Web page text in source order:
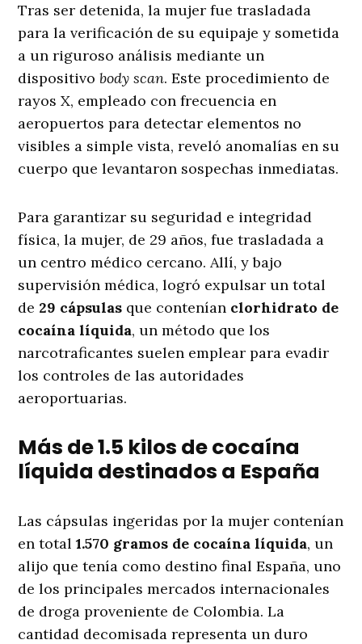
Tras ser detenida, la mujer fue trasladada
para la verificación de su equipaje y sometida
a un riguroso análisis mediante un
dispositivobody scan. Este procedimiento de
rayos X, empleado con frecuencia en
aeropuertos para detectar elementos no
visibles a simple vista, reveló anomalías en su
cuerpo que levantaron sospechas inmediatas.
Para garantizar su seguridad e integridad
física, la mujer, de 29 años, fue trasladada a
un centro médico cercano. Allí, y bajo
supervisión médica, logró expulsar un total
de 29 cápsulas que contenían clorhidrato de
cocaína líquida, un método que los
narcotraficantes suelen emplear para evadir
los controles de las autoridades
aeroportuarias.
Más de 1.5 kilos de cocaína
líquida destinados a España
Las cápsulas ingeridas por la mujer contenían
en total1.570 gramos de cocaína líquida, un
alijo que tenía como destino final España, uno
de los principales mercados internacionales
de droga proveniente de Colombia. La
cantidad decomisada representa un duro